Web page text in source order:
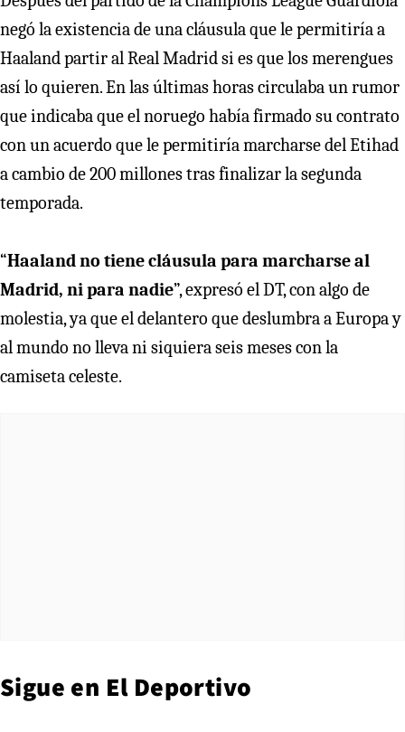
negó la existencia de una cláusula que le permitiría a
Haaland partir al Real Madrid si es que los merengues
así lo quieren. En las últimas horas circulaba un rumor
que indicaba que el noruego había firmado su contrato
con un acuerdo que le permitiría marcharse del Etihad
a cambio de 200 millones tras finalizar la segunda
temporada.
“Haaland no tiene cláusula para marcharse al
Madrid, ni para nadie”, expresó el DT, con algo de
molestia, ya que el delantero que deslumbra a Europa y
al mundo no lleva ni siquiera seis meses con la
camiseta celeste.
Sigue en El Deportivo